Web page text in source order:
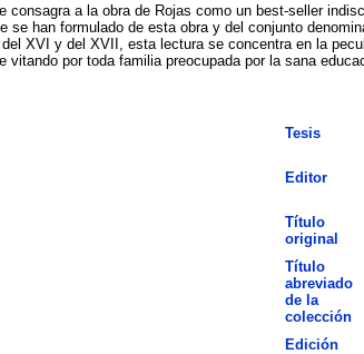
consagra a la obra de Rojas como un best-seller
han formulado de esta obra y del conjunto
XVI y del XVII, esta lectura se concentra en la
por toda familia preocupada por la sana
Tesis
Editor
Título
original
Título
abreviado
de la
colección
Edición